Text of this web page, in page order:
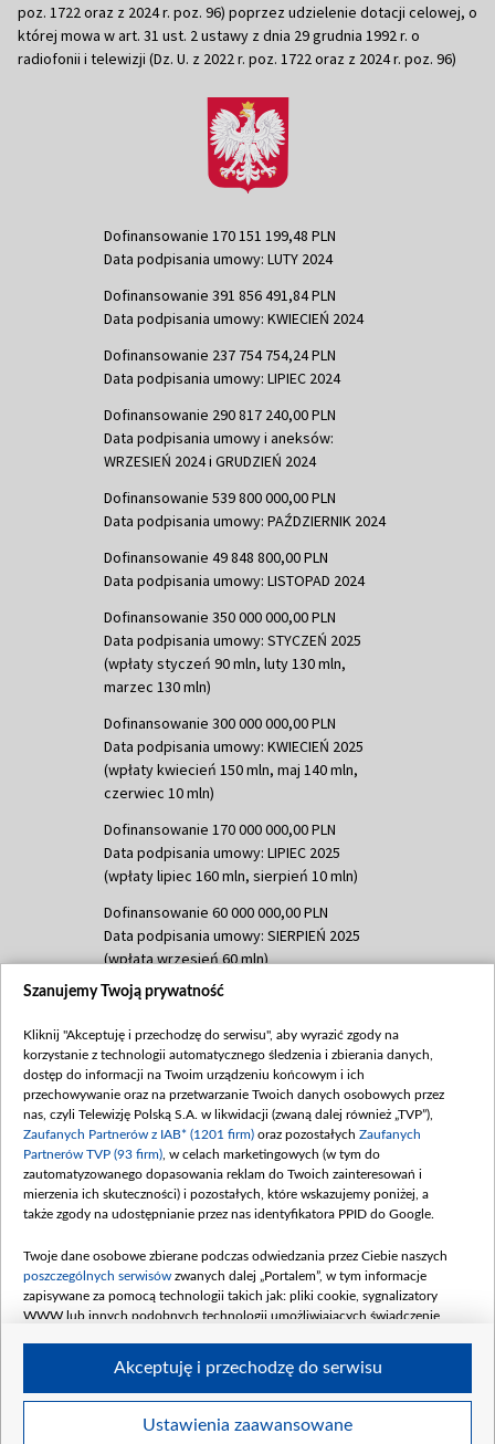
poz. 1722 oraz z 2024 r. poz. 96) poprzez udzielenie dotacji celowej, o
której mowa w art. 31 ust. 2 ustawy z dnia 29 grudnia 1992 r. o
radiofonii i telewizji (Dz. U. z 2022 r. poz. 1722 oraz z 2024 r. poz. 96)
Dofinansowanie 170 151 199,48 PLN
Data podpisania umowy: LUTY 2024
Dofinansowanie 391 856 491,84 PLN
Data podpisania umowy: KWIECIEŃ 2024
Dofinansowanie 237 754 754,24 PLN
Data podpisania umowy: LIPIEC 2024
Dofinansowanie 290 817 240,00 PLN
Data podpisania umowy i aneksów:
WRZESIEŃ 2024 i GRUDZIEŃ 2024
Dofinansowanie 539 800 000,00 PLN
Data podpisania umowy: PAŹDZIERNIK 2024
Dofinansowanie 49 848 800,00 PLN
Data podpisania umowy: LISTOPAD 2024
Dofinansowanie 350 000 000,00 PLN
Data podpisania umowy: STYCZEŃ 2025
(wpłaty styczeń 90 mln, luty 130 mln,
marzec 130 mln)
Dofinansowanie 300 000 000,00 PLN
Data podpisania umowy: KWIECIEŃ 2025
(wpłaty kwiecień 150 mln, maj 140 mln,
czerwiec 10 mln)
Dofinansowanie 170 000 000,00 PLN
Data podpisania umowy: LIPIEC 2025
(wpłaty lipiec 160 mln, sierpień 10 mln)
Dofinansowanie 60 000 000,00 PLN
Data podpisania umowy: SIERPIEŃ 2025
(wpłata wrzesień 60 mln)
Dofinansowanie 635 783 051,21 PLN
(wpłata wrzesień 100 mln, październik 350
mln, listopad 265 mln)
Dofinansowanie 48 862 000,00 PLN
Data podpisania umowy: GRUDZIEŃ 2025
(wpłata grudzień 60,548 mln)
Dofinansowanie 900 000 000,00 PLN
Data podpisania umowy: LUTY 2026 (wpłata
kwiecień 180 mln, 7 maja 180 mln, 8
czerwca 90 mln)
Dofinansowanie 250 000 000,00 PLN
4 sierpnia 250 mln
Szanujemy Twoją prywatność
Kliknij "Akceptuję i przechodzę do serwisu", aby wyrazić zgody na
korzystanie z technologii automatycznego śledzenia i zbierania danych,
dostęp do informacji na Twoim urządzeniu końcowym i ich
przechowywanie oraz na przetwarzanie Twoich danych osobowych przez
nas, czyli Telewizję Polską S.A. w likwidacji (zwaną dalej również „TVP”),
Zaufanych Partnerów z IAB* (1201 firm) oraz pozostałych Zaufanych
Partnerów TVP (93 firm) , w celach marketingowych (w tym do
zautomatyzowanego dopasowania reklam do Twoich zainteresowań i
mierzenia ich skuteczności) i pozostałych, które wskazujemy poniżej, a
także zgody na udostępnianie przez nas identyfikatora PPID do Google.
Twoje dane osobowe zbierane podczas odwiedzania przez Ciebie naszych
poszczególnych serwisów zwanych dalej „Portalem”, w tym informacje
zapisywane za pomocą technologii takich jak: pliki cookie, sygnalizatory
WWW lub innych podobnych technologii umożliwiających świadczenie
Twoje dane osobowe zbierane podczas odwiedzania przez Ciebie
Ustawienia zaawansowane
Akceptuję i przechodzę do serwisu